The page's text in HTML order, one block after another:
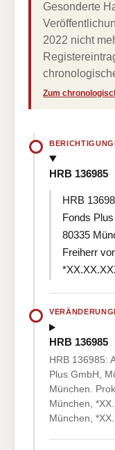
Gesonderte
2022 nicht
Zum
HRB 136985
HRB
Fonds
80335
Freiherr
HRB 136985
HRB 136985:
Plus GmbH,
München.
München,
München,